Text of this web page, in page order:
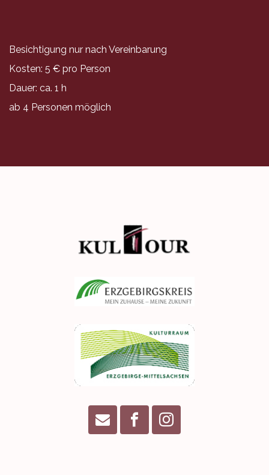
Besichtigung nur nach Vereinbarung
Kosten: 5 € pro Person
Dauer: ca. 1 h
ab 4 Personen möglich